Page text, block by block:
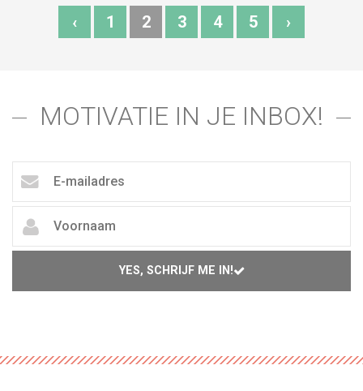
‹ 1 2 3 4 5 ›
MOTIVATIE IN JE INBOX!
YES, SCHRIJF ME IN!